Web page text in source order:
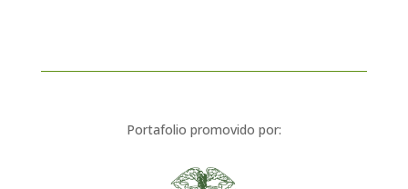
Portafolio promovido por: